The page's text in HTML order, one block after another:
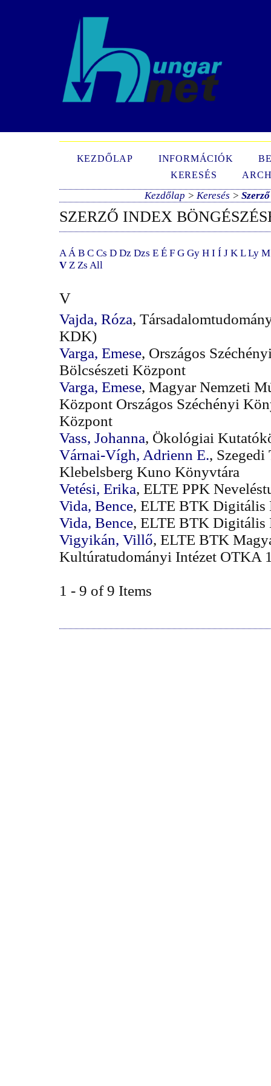
KEZDŐLAP INFORMÁCIÓK
KERESÉS
Kezdőlap > Keresés >
SZERZŐ INDEX
A Á B C Cs D Dz Dzs E É F G Gy H I Í J K L Ly M
V Z Zs All
V
Vajda, Róza,
KDK)
Varga, Emese, Országos
Bölcsészeti Központ
Varga, Emese, Magyar Nemzeti
Központ Országos Széchényi
Központ
Vass, Johanna, Ökológiai
Várnai-Vígh, Adrienn E., Szegedi
Klebelsberg Kuno Könyvtára
Vetési, Erika, ELTE PPK
Vida, Bence, ELTE BTK Digitális
Vida, Bence, ELTE BTK Digitális
Vigyikán, Villő, ELTE BTK
Kultúratudományi Intézet OTKA
1 - 9 of 9 Items